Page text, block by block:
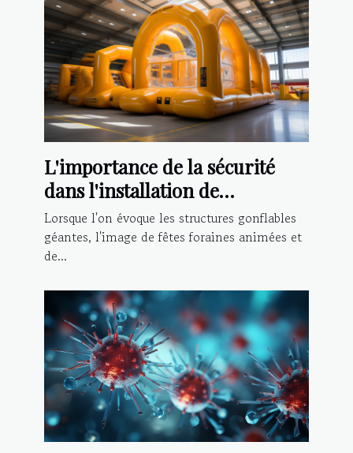
L'importance de la sécurité
dans l'installation de
structures gonflables géantes
Lorsque l'on évoque les structures gonflables
géantes, l'image de fêtes foraines animées et
de...